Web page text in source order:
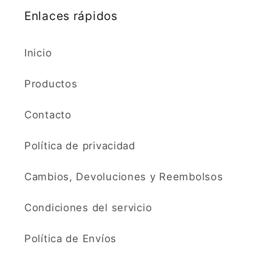
Enlaces rápidos
Inicio
Productos
Contacto
Política de privacidad
Cambios, Devoluciones y Reembolsos
Condiciones del servicio
Política de Envíos